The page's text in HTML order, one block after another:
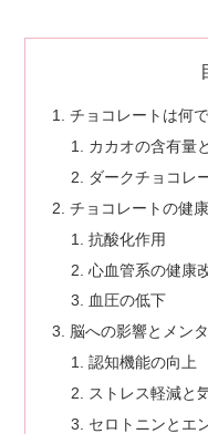
チョコレートは何
カカオの含有量
ダークチョコレ
チョコレートの健
抗酸化作用
心血管系の健康
血圧の低下
脳への影響とメン
認知機能の向上
ストレス軽減と
セロトニンとエ